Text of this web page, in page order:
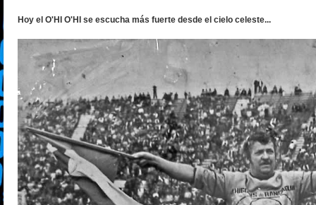
Hoy el O'HI O'HI se escucha más fuerte desde el cielo celeste...